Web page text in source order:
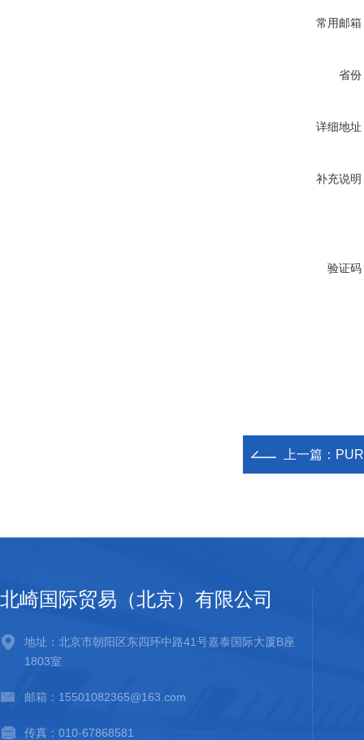
常用邮箱
省份
详细地址
补充说明
验证码
上一篇：
北崎国际贸易（北京）有限公司
地址：北京市朝阳区东四环中路41号嘉泰国际大厦B座
1803室
邮箱：15501082365@163.com
传真：010-67868581